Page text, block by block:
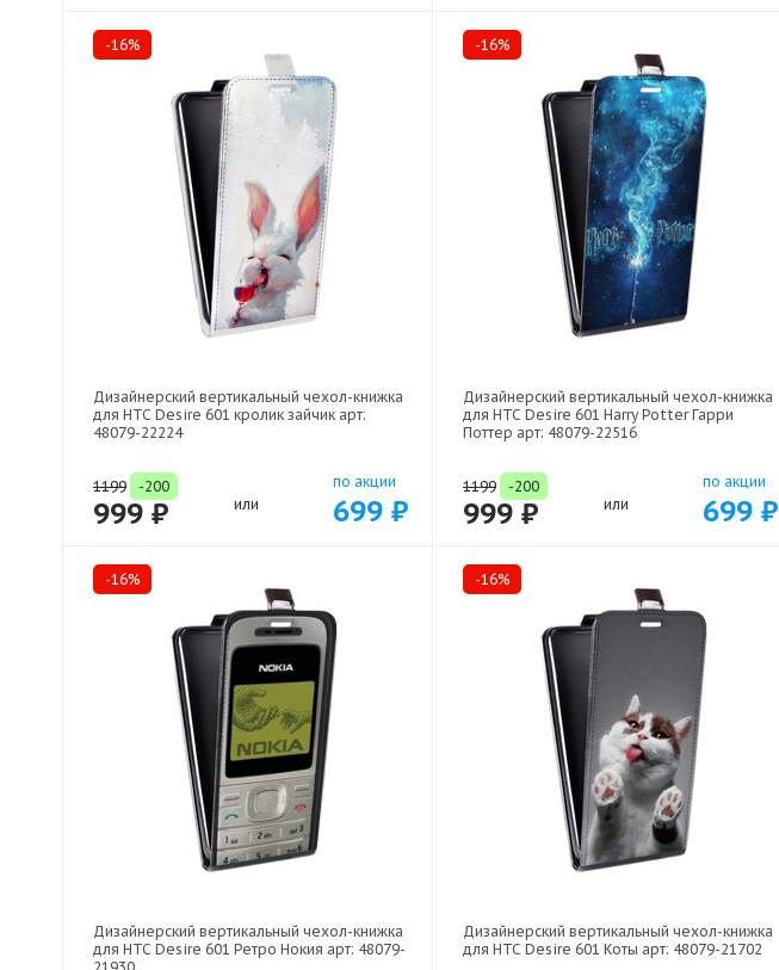
-16%
Дизайнерский вертикальный чехол-книжка
для HTC Desire 601 кролик зайчик арт:
48079-22224
1199 -200
999 ₽ или
по акции
699 ₽
-16%
Дизайнерский вертикальный чехол-книжка
для HTC Desire 601 Harry Potter Гарри
Поттер арт: 48079-22516
1199 -200
999 ₽ или
по акции
699 ₽
-16%
Дизайнерский вертикальный чехол-книжка
для HTC Desire 601 Ретро Нокия арт: 48079-
-16%
Дизайнерский вертикальный чехол-книжка
для HTC Desire 601 Коты арт: 48079-21702